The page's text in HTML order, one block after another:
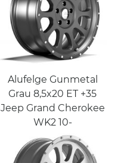
Alufelge Gunmetal
Grau 8,5x20 ET +35
Jeep Grand Cherokee
WK2 10-